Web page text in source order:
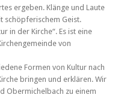
ergeben. Klänge und Laute
schöpferischem Geist.
in der Kirche“. Es ist eine
von
Formen von Kultur nach
bringen und erklären. Wir
Obermichelbach zu einem